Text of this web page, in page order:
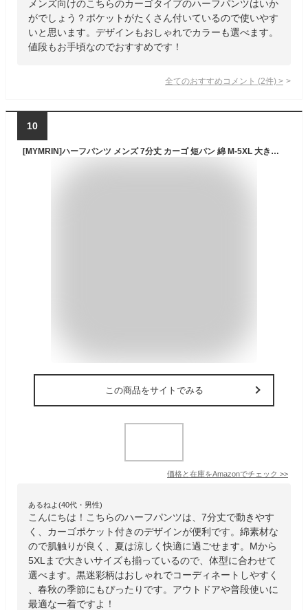
メンズ向けのこちらのカーゴタイプのハーフパンツはいか
がでしょう？ポケットがたくさん付いているので使いやす
いと思います。デザインもおしゃれでカラーも選べます。
値段もお手頃なのでおすすめです！
全てのおすすめコメント (2件) >
10
[MYMRIN]ハーフパンツ メンズ 7分丈 カーゴ 短パン 綿 M-5XL 大きいサイズ半ズボン 夏 秋 春(黒迷彩,3XL)
この商品をサイトでみる
価格と在庫をAmazonでチェック >>
あるねよ(40代・男性)
こんにちは！こちらのハーフパンツは、7分丈で動きやす
く、カーゴポケット付きのデザインが便利です。綿素材な
ので肌触りが良く、夏は涼しく快適に過ごせます。Mから
5XLまで大きいサイズも揃っているので、体型に合わせて
選べます。黒迷彩柄はおしゃれでコーディネートしやすく
、春秋の季節にもぴったりです。アウトドアや普段使いに
最適な一着ですよ！